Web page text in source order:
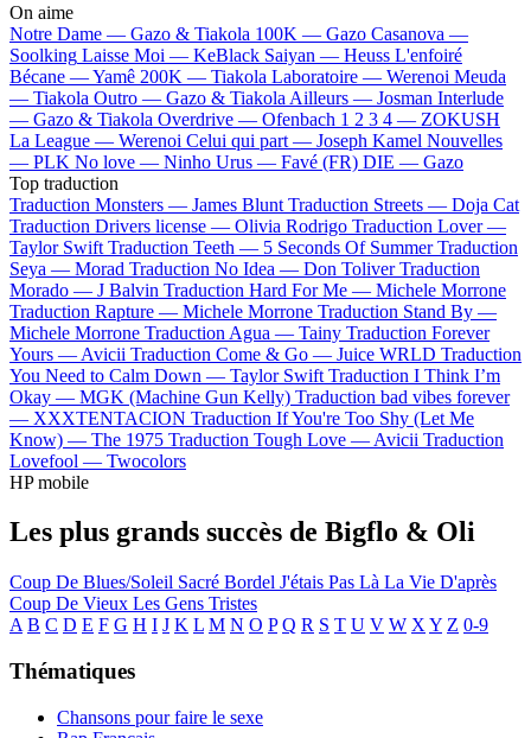
On aime
Notre Dame — Gazo & Tiakola 100K — Gazo Casanova —
Soolking Laisse Moi — KeBlack Saiyan — Heuss L'enfoiré
Bécane —Yamê 200K — Tiakola Laboratoire — Werenoi Meuda
— Tiakola Outro — Gazo & Tiakola Ailleurs — Josman Interlude
— Gazo & Tiakola Overdrive — Ofenbach 1 2 3 4 — ZOKUSH
La League — Werenoi Celui qui part — Joseph Kamel Nouvelles
— PLK No love — Ninho Urus — Favé (FR) DIE — Gazo
Top traduction
Traduction Monsters — James Blunt Traduction Streets — Doja Cat
Traduction Drivers license — Olivia Rodrigo Traduction Lover —
Taylor Swift Traduction Teeth — 5 Seconds Of Summer Traduction
Seya — Morad Traduction No Idea — Don Toliver Traduction
Morado — J Balvin Traduction Hard For Me — Michele Morrone
Traduction Rapture — Michele Morrone Traduction Stand By —
Michele Morrone Traduction Agua — Tainy Traduction Forever
Yours — Avicii Traduction Come & Go — Juice WRLD Traduction
You Need to Calm Down — Taylor Swift Traduction I Think I’m
Okay — MGK (Machine Gun Kelly) Traduction bad vibes forever
— XXXTENTACION Traduction If You're Too Shy (Let Me
Know) — The 1975 Traduction Tough Love — Avicii Traduction
Lovefool — Twocolors
HP mobile
Les plus grands succès de Bigflo & Oli
Coup De Blues/Soleil Sacré Bordel J'étais Pas Là La Vie D'après
Coup De Vieux Les Gens Tristes
A B C D E F G H I J K L M N O P Q R S T U V W X Y Z 0-9
Thématiques
Chansons pour faire le sexe